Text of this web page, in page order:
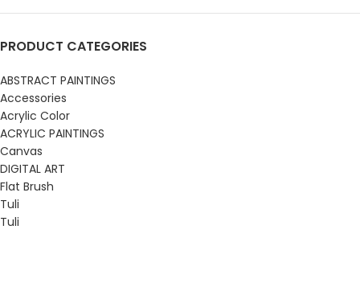
PRODUCT CATEGORIES
ABSTRACT PAINTINGS
Accessories
Acrylic Color
ACRYLIC PAINTINGS
Canvas
DIGITAL ART
Flat Brush
Tuli
Tuli